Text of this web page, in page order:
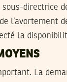
directrice
l’avortement
la
La